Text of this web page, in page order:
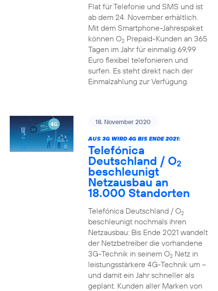
Flat für Telefonie und SMS und ist
ab dem 24. November erhältlich.
Mit dem Smartphone-Jahrespaket
können O2Prepaid-Kunden an 365
Tagen im Jahr für einmalig 69,99
Euro flexibel telefonieren und
surfen. Es steht direkt nach der
Einmalzahlung zur Verfügung.
18. November 2020
AUS 3G WIRD 4G BIS ENDE 2021:
Telefónica
Deutschland / O2
beschleunigt
Netzausbau an
18.000 Standorten
Telefónica Deutschland / O2
beschleunigt nochmals ihren
Netzausbau: Bis Ende 2021 wandelt
der Netzbetreiber die vorhandene
3G-Technik in seinem O2Netz in
leistungsstärkere 4G-Technik um –
und damit ein Jahr schneller als
geplant. Kunden aller Marken von